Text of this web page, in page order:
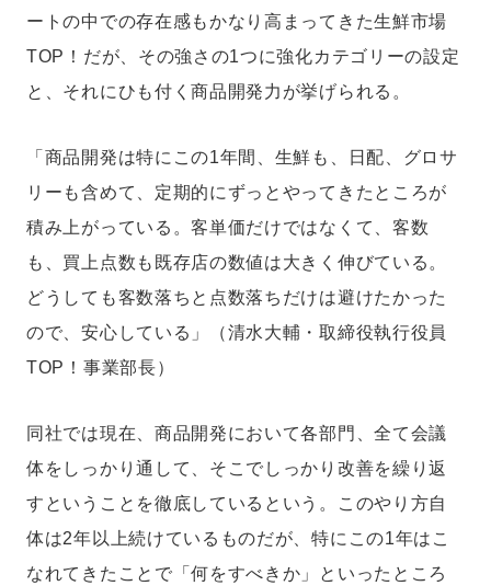
ートの中での存在感もかなり高まってきた生鮮市場
TOP！だが、その強さの1つに強化カテゴリーの設定
と、それにひも付く商品開発力が挙げられる。
「商品開発は特にこの1年間、生鮮も、日配、グロサ
リーも含めて、定期的にずっとやってきたところが
積み上がっている。客単価だけではなくて、客数
も、買上点数も既存店の数値は大きく伸びている。
どうしても客数落ちと点数落ちだけは避けたかった
ので、安心している」（清水大輔・取締役執行役員
TOP！事業部長）
同社では現在、商品開発において各部門、全て会議
体をしっかり通して、そこでしっかり改善を繰り返
すということを徹底しているという。このやり方自
体は2年以上続けているものだが、特にこの1年はこ
なれてきたことで「何をすべきか」といったところ